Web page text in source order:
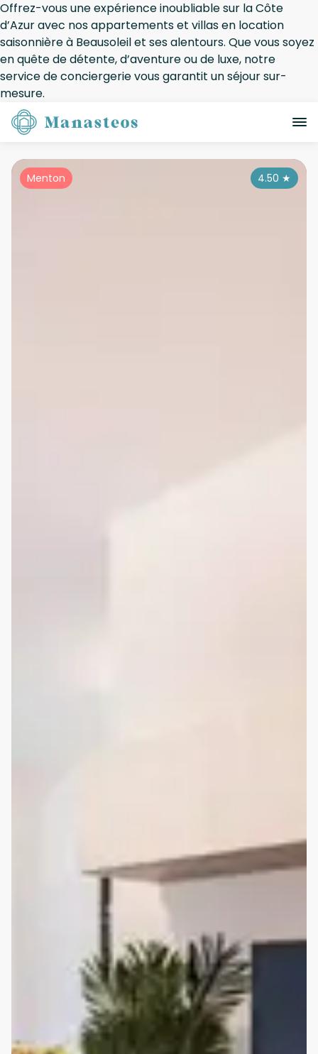
Offrez-vous une expérience inoubliable sur la Côte
d’Azur avec nos appartements et villas en location
saisonnière à Beausoleil et ses alentours. Que vous soyez
en quête de détente, d’aventure ou de luxe, notre
service de conciergerie vous garantit un séjour sur-
mesure.
4.50 ★
Menton